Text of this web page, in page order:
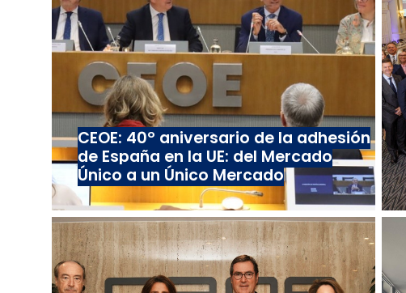
CEOE: 40º aniversario de la adhesión
de España en la UE: del Mercado
Único a un Único Mercado